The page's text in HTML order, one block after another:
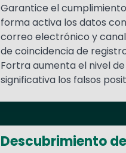
Garantice el
forma activa los datos
correo electrónico y
de coincidencia de
Fortra aumenta el nivel
significativa los falsos
Descubrimiento